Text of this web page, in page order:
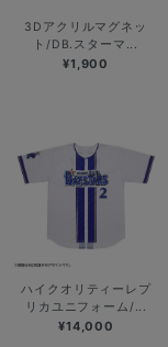
3Dアクリルマグネッ
ト/DB.スターマ...
¥1,900
ハイクオリティーレプ
リカユニフォーム/...
¥14,000